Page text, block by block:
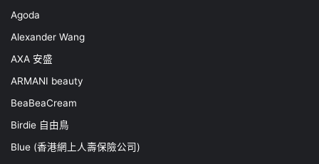
Agoda
Alexander Wang
AXA 安盛
ARMANI beauty
BeaBeaCream
Birdie 自由鳥
Blue (香港網上人壽保險公司)